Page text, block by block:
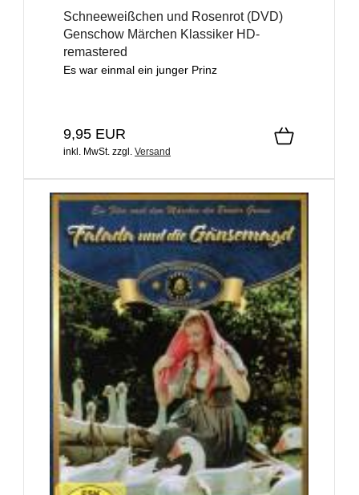
Schneeweißchen und Rosenrot (DVD)
Genschow Märchen Klassiker HD-
remastered
Es war einmal ein junger Prinz
9,95 EUR
inkl. MwSt. zzgl. Versand